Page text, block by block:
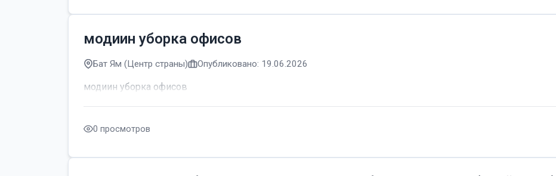
модиин уборка офисов
Бат Ям (Центр страны) Опубликовано: 19.06.2026
модиин уборка офисов
0 просмотров